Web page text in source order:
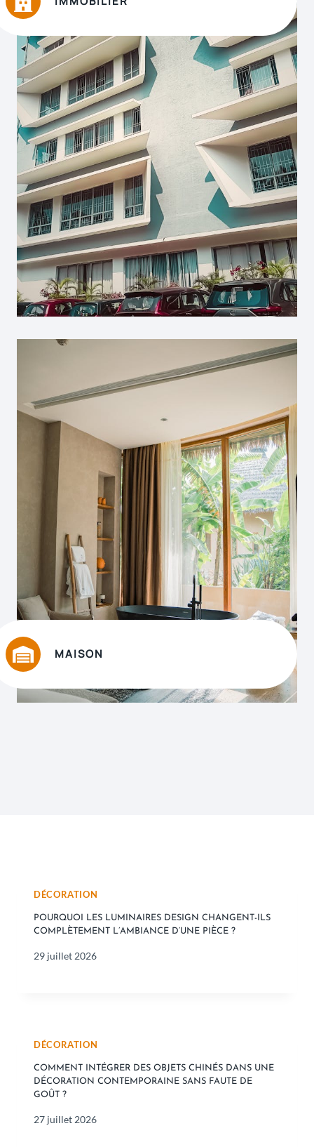
MAISON
DÉCORATION
POURQUOI LES LUMINAIRES DESIGN CHANGENT-ILS
COMPLÈTEMENT L’AMBIANCE D’UNE PIÈCE ?
29 juillet 2026
DÉCORATION
COMMENT INTÉGRER DES OBJETS CHINÉS DANS UNE
DÉCORATION CONTEMPORAINE SANS FAUTE DE
GOÛT ?
27 juillet 2026